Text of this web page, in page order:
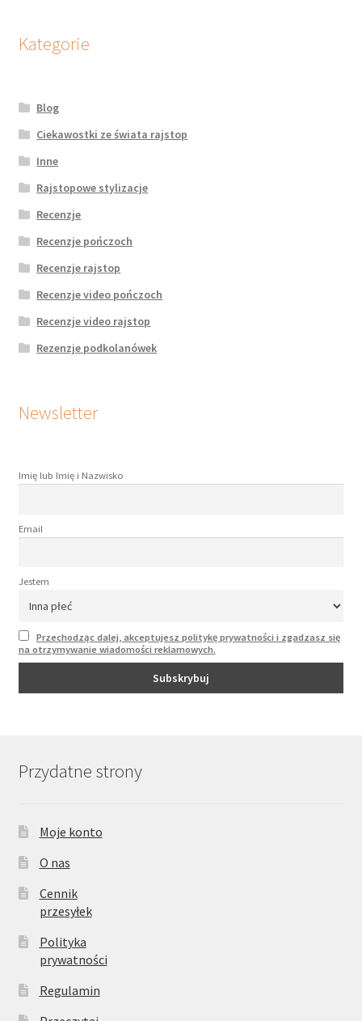
Kategorie
Blog
Ciekawostki ze świata rajstop
Inne
Rajstopowe stylizacje
Recenzje
Recenzje pończoch
Recenzje rajstop
Recenzje video pończoch
Recenzje video rajstop
Rezenzje podkolanówek
Newsletter
Imię lub Imię i Nazwisko
Email
Jestem
Przechodząc dalej, akceptujesz politykę prywatności i zgadzasz się
na otrzymywanie wiadomości reklamowych.
Przydatne strony
Moje konto
O nas
Cennik
przesyłek
Polityka
prywatności
Regulamin